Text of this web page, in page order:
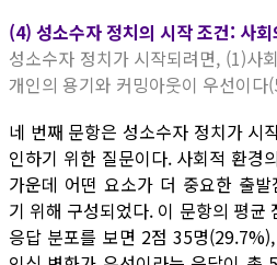
(4) 성소수자 정치의 시작 조건: 사
성소수자 정치가 시작되려면, (1)
개인의 용기와 커밍아웃이 우선이다
네 번째 문항은 성소수자 정치가 시
인하기 위한 질문이다. 사회적 환경
가운데 어떤 요소가 더 중요한 출
기 위해 구성되었다. 이 문항의 평균
응답 분포를 보면 2점 35명